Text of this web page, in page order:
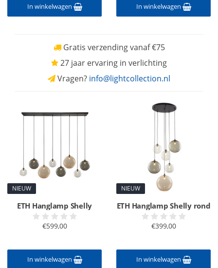
In winkelwagen In winkelwagen
Gratis verzending vanaf €75
27 jaar ervaring in verlichting
Vragen? info@lightcollection.nl
NIEUW
ETH Hanglamp Shelly
€599,00
In winkelwagen
NIEUW
ETH Hanglamp Shelly rond
€399,00
In winkelwagen